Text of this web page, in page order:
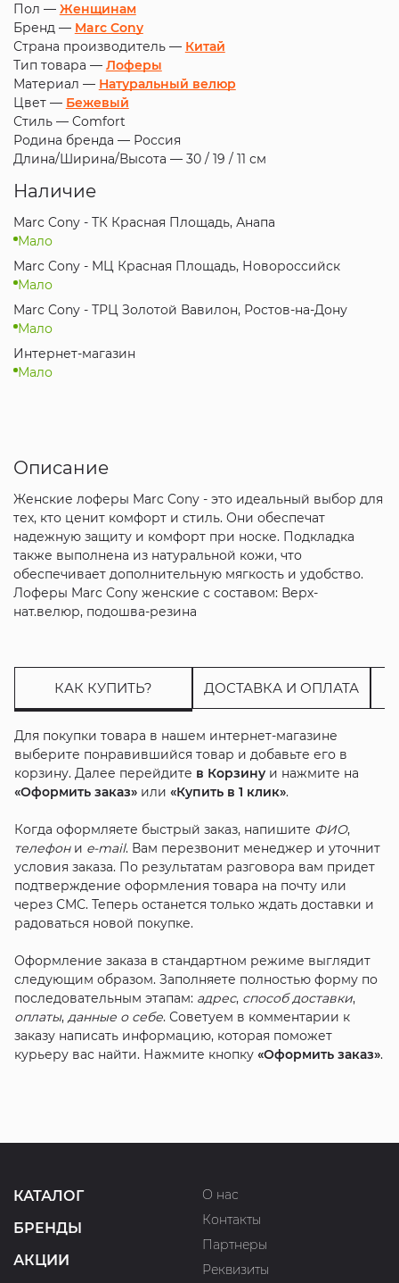
Пол — Женщинам
Бренд — Marc Cony
Страна производитель — Китай
Тип товара — Лоферы
Материал — Натуральный велюр
Цвет — Бежевый
Стиль — Comfort
Родина бренда — Россия
Длина/Ширина/Высота — 30 / 19 / 11 см
Наличие
Marc Cony - ТК Красная Площадь, Анапа
Мало
Marc Cony - МЦ Красная Площадь, Новороссийск
Мало
Marc Cony - ТРЦ Золотой Вавилон, Ростов-на-Дону
Мало
Интернет-магазин
Мало
Описание
Женские лоферы Marc Cony - это идеальный выбор для
тех, кто ценит комфорт и стиль. Они обеспечат
надежную защиту и комфорт при носке. Подкладка
также выполнена из натуральной кожи, что
обеспечивает дополнительную мягкость и удобство.
Лоферы Marc Cony женские с составом: Верх-
нат.велюр, подошва-резина
КАК КУПИТЬ? ДОСТАВКА И ОПЛАТА
Для покупки товара в нашем интернет-магазине
выберите понравившийся товар и добавьте его в
корзину. Далее перейдите в Корзинуи нажмите на
«Оформить заказ»или «Купить в 1 клик».
Когда оформляете быстрый заказ, напишите ФИО,
телефони e-mail. Вам перезвонит менеджер и уточнит
условия заказа. По результатам разговора вам придет
подтверждение оформления товара на почту или
через СМС. Теперь останется только ждать доставки и
радоваться новой покупке.
Оформление заказа в стандартном режиме выглядит
следующим образом. Заполняете полностью форму по
последовательным этапам: адрес, способ доставки,
оплаты, данные о себе. Советуем в комментарии к
заказу написать информацию, которая поможет
курьеру вас найти. Нажмите кнопку «Оформить заказ».
КАТАЛОГ
БРЕНДЫ
АКЦИИ
О нас
Контакты
Партнеры
Реквизиты